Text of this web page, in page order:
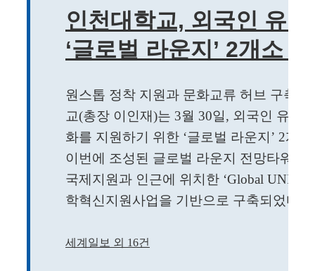
인천대학교, 외국인 유
‘글로벌 라운지’ 2개소
원스톱 정착 지원과 문화교류 허브 구축
교(총장 이인재)는 3월 30일, 외국인 유학
화를 지원하기 위한 ‘글로벌 라운지’ 2개
이번에 조성된 글로벌 라운지 전망타워 1
국제지원과 인근에 위치한 ‘Global UNI
학혁신지원사업을 기반으로 구축되었다.
세계일보 외 16건